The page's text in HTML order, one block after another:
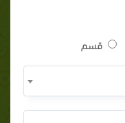
قسم